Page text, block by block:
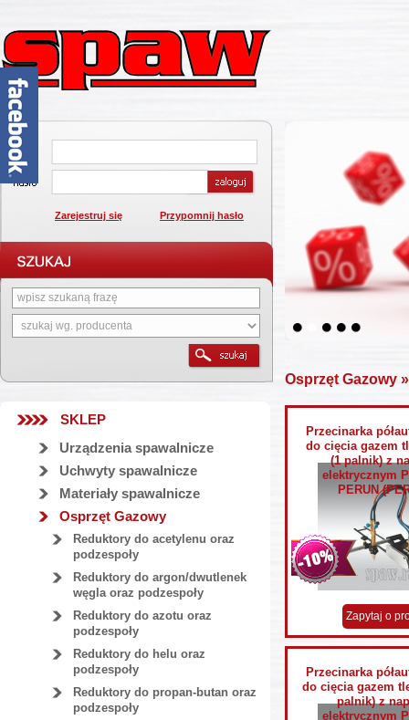
Zarejestruj się Przypomnij hasło
SKLEP
Urządzenia spawalnicze
Uchwyty spawalnicze
Materiały spawalnicze
Osprzęt Gazowy
Reduktory do acetylenu oraz
podzespoły
Reduktory do argon/dwutlenek
węgla oraz podzespoły
Reduktory do azotu oraz
podzespoły
Reduktory do helu oraz
podzespoły
Reduktory do propan-butan oraz
podzespoły
4
Osprzęt Gazowy
Przecinarka
do cięcia gazem
(1 palnik) z
elektrycznym
PERUN
Zapytaj o
Przecinarka
do cięcia gazem
palnik) z
elektrycznym